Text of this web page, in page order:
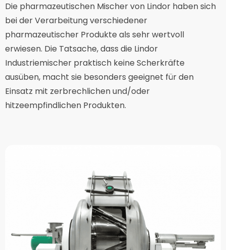
Die pharmazeutischen Mischer von Lindor haben sich
bei der Verarbeitung verschiedener
pharmazeutischer Produkte als sehr wertvoll
erwiesen. Die Tatsache, dass die Lindor
Industriemischer praktisch keine Scherkräfte
ausüben, macht sie besonders geeignet für den
Einsatz mit zerbrechlichen und/oder
hitzeempfindlichen Produkten.